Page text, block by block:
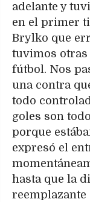
adelante y
en el primer
Brylko que
tuvimos otras
fútbol. Nos
una contra
todo
goles son
porque
expresó el
hasta que la
reemplazante